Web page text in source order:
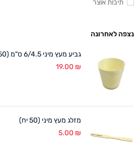
תיבות אוצר
נצפה לאחרונה
גביע מעץ מיני 6/4.5 ס"מ (50 יח')
19.00 ₪
מזלג מעץ מיני (50 יח)
5.00 ₪